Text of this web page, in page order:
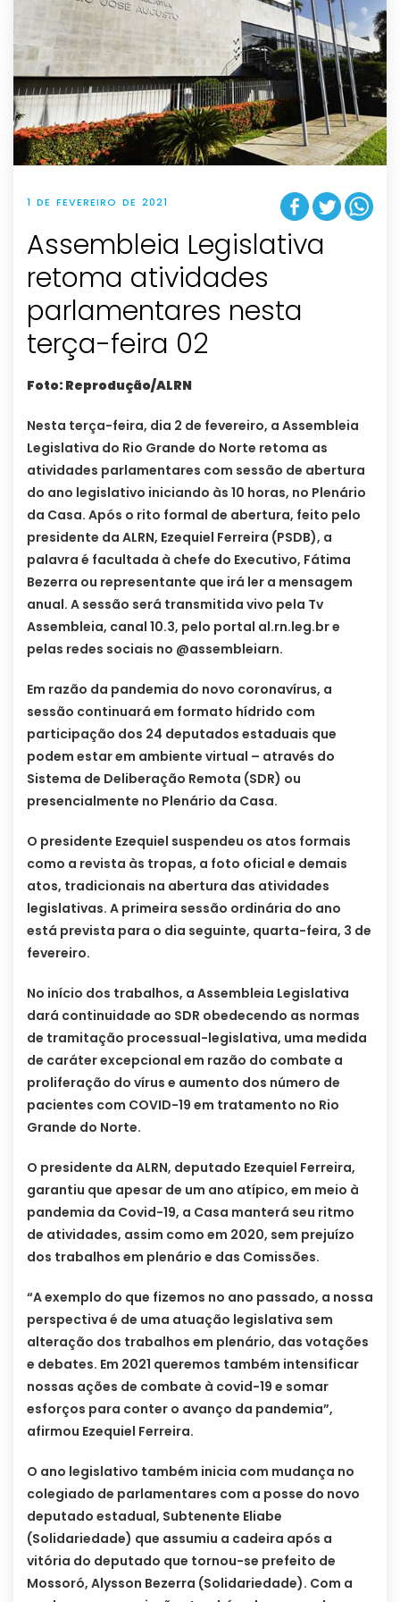
1 DE FEVEREIRO DE 2021
Assembleia Legislativa
retoma atividades
parlamentares nesta
terça-feira 02
Foto: Reprodução/ALRN
Nesta terça-feira, dia 2 de fevereiro, a Assembleia
Legislativa do Rio Grande do Norte retoma as
atividades parlamentares com sessão de abertura
do ano legislativo iniciando às 10 horas, no Plenário
da Casa. Após o rito formal de abertura, feito pelo
presidente da ALRN, Ezequiel Ferreira (PSDB), a
palavra é facultada à chefe do Executivo, Fátima
Bezerra ou representante que irá ler a mensagem
anual. A sessão será transmitida vivo pela Tv
Assembleia, canal 10.3, pelo portal al.rn.leg.br e
pelas redes sociais no @assembleiarn.
Em razão da pandemia do novo coronavírus, a
sessão continuará em formato hídrido com
participação dos 24 deputados estaduais que
podem estar em ambiente virtual – através do
Sistema de Deliberação Remota (SDR) ou
presencialmente no Plenário da Casa.
O presidente Ezequiel suspendeu os atos formais
como a revista às tropas, a foto oficial e demais
atos, tradicionais na abertura das atividades
legislativas. A primeira sessão ordinária do ano
está prevista para o dia seguinte, quarta-feira, 3 de
fevereiro.
No início dos trabalhos, a Assembleia Legislativa
dará continuidade ao SDR obedecendo as normas
de tramitação processual-legislativa, uma medida
de caráter excepcional em razão do combate a
proliferação do vírus e aumento dos número de
pacientes com COVID-19 em tratamento no Rio
Grande do Norte.
O presidente da ALRN, deputado Ezequiel Ferreira,
garantiu que apesar de um ano atípico, em meio à
pandemia da Covid-19, a Casa manterá seu ritmo
de atividades, assim como em 2020, sem prejuízo
dos trabalhos em plenário e das Comissões.
“A exemplo do que fizemos no ano passado, a nossa
perspectiva é de uma atuação legislativa sem
alteração dos trabalhos em plenário, das votações
e debates. Em 2021 queremos também intensificar
nossas ações de combate à covid-19 e somar
esforços para conter o avanço da pandemia”,
afirmou Ezequiel Ferreira.
O ano legislativo também inicia com mudança no
colegiado de parlamentares com a posse do novo
deputado estadual, Subtenente Eliabe
(Solidariedade) que assumiu a cadeira após a
vitória do deputado que tornou-se prefeito de
Mossoró, Alysson Bezerra (Solidariedade). Com a